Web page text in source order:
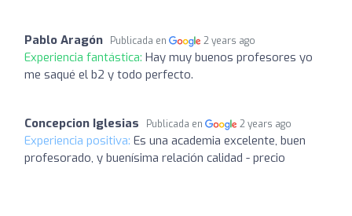
Pablo Aragón Publicada en 2 years ago
Experiencia fantástica: Hay muy buenos profesores yo
me saqué el b2 y todo perfecto.
Concepcion Iglesias Publicada en 2 years ago
Experiencia positiva: Es una academia excelente, buen
profesorado, y buenísima relación calidad - precio